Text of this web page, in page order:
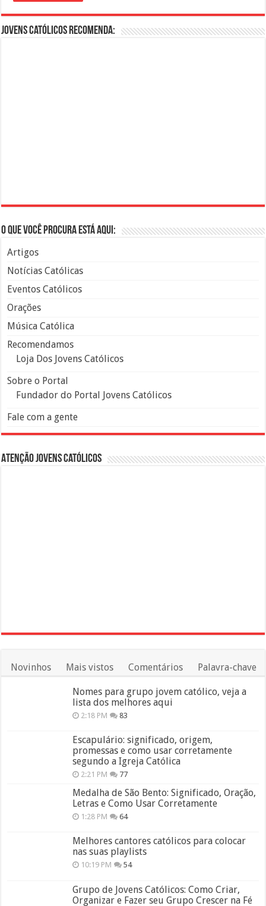
Jovens Católicos Recomenda:
O que você procura está aqui:
Artigos
Notícias Católicas
Eventos Católicos
Orações
Música Católica
Recomendamos
Loja Dos Jovens Católicos
Sobre o Portal
Fundador do Portal Jovens Católicos
Fale com a gente
Atenção Jovens Católicos
Novinhos Mais vistos Comentários Palavra-chave
Nomes para grupo jovem católico, veja a
lista dos melhores aqui
2:18 PM 83
Escapulário: significado, origem,
promessas e como usar corretamente
segundo a Igreja Católica
2:21 PM 77
Medalha de São Bento: Significado, Oração,
Letras e Como Usar Corretamente
1:28 PM 64
Melhores cantores católicos para colocar
nas suas playlists
10:19 PM 54
Grupo de Jovens Católicos: Como Criar,
Organizar e Fazer seu Grupo Crescer na Fé